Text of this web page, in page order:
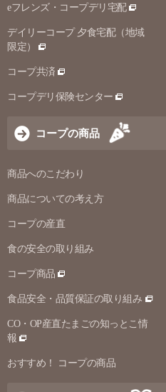
eフレンズ・コープデリ宅配
デイリーコープ 夕食宅配（地域
限定）
コープ共済
コープデリ保険センター
コープの商品
商品へのこだわり
商品についての考え方
コープの産直
食の安全の取り組み
コープ商品
食品安全・品質保証の取り組み
CO・OP産直たまごの知っとこ情
報
おすすめ！ コープの商品